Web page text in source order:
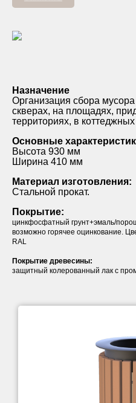
Назначение
Организация сбора
скверах, на площадях,
территориях, в коттеджных
Основные
Высота 930 мм
Ширина 410 мм
Материал изготовления:
Стальной прокат.
Покрытие:
цинкфосфатный грунт+эмаль/
возможно горячее оцинкование.
RAL
Покрытие древесины:
защитный колерованный лак с